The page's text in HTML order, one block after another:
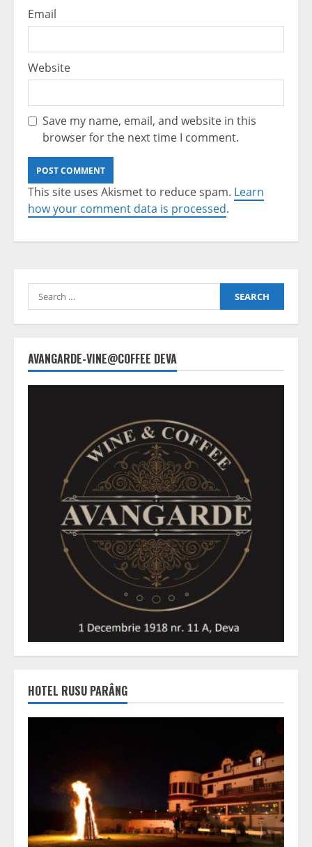
Email
Website
Save my name, email, and website in this
browser for the next time I comment.
This site uses Akismet to reduce spam. Learn
how your comment data is processed.
Search
for:
AVANGARDE-VINE@COFFEE DEVA
HOTEL RUSU PARÂNG